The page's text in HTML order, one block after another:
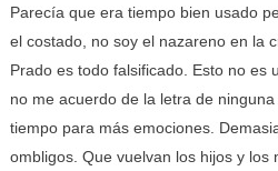
Parecía que era tiempo bien usado
el costado, no soy el nazareno en la
Prado es todo falsificado. Esto no es
no me acuerdo de la letra de
tiempo para más emociones.
ombligos. Que vuelvan los hijos y los